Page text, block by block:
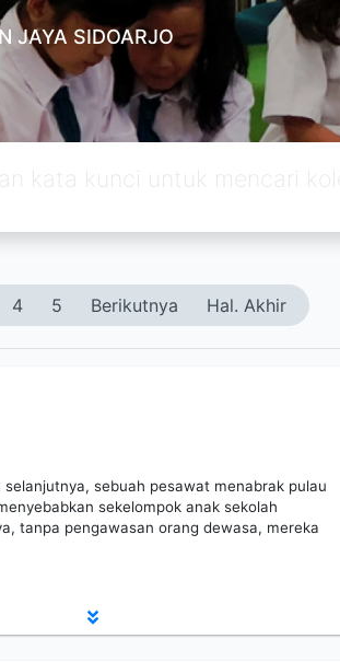
JAYA SIDOARJO
4 5 Berikutnya Hal. Akhir
sebuah pesawat menabrak pulau
sekelompok anak sekolah
tanpa pengawasan orang dewasa, mereka